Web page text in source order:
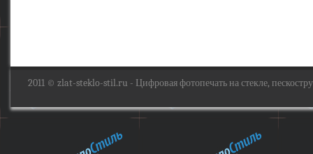
2011 © zlat-steklo-stil.ru - Цифровая фотопечать на стекле,